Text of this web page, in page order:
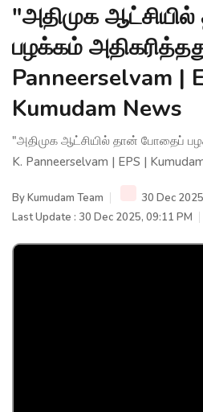
"அதிமுக
பழக்கம்
Panneerselvam |
Kumudam News
"அதிமுக ஆட்சியில் தான் போதைப்
K. Panneerselvam | EPS |
ByKumudam Team
30 Dec
Last Update : 30 Dec 2025, 09:11 PM